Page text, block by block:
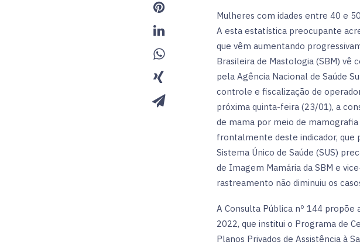
Mulheres com idades entre 40 e
A esta estatística preocupante
que vêm aumentando
Brasileira de Mastologia (SBM) vê
pela Agência Nacional de Saúde
controle e fiscalização de
próxima quinta-feira (23/01), a
de mama por meio de
frontalmente deste indicador, que
Sistema Único de Saúde (SUS)
de Imagem Mamária da SBM e
rastreamento não diminuiu os
A Consulta Pública nº 144 propõe
2022, que institui o Programa de
Planos Privados de Assistência à